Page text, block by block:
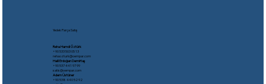
Yedek Parça Satış
Reha Hamdi Öztürk
​+90 533 503 05 13
rehaozturk@oempar.com
Halil Erdoğan Demirtaş
+90 537 441 97 99
satis@oempar.com
Adem Üstüner
+90 538 440 52 92